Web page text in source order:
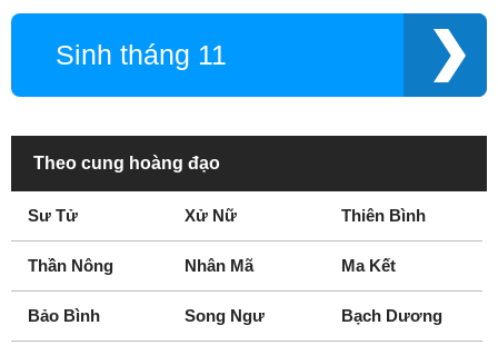
Sinh tháng 11
Theo cung hoàng đạo
Sư Tử Xử Nữ Thiên Bình
Thần Nông Nhân Mã Ma Kết
Bảo Bình Song Ngư Bạch Dương